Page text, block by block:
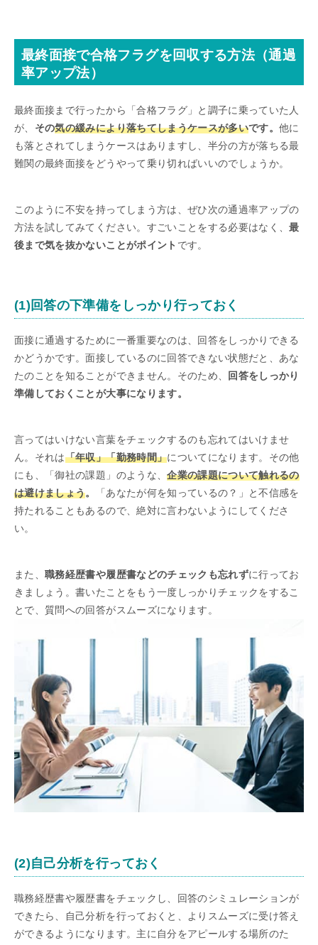
最終面接で合格フラグを回収する方法（通過
率アップ法）
最終面接まで行ったから「合格フラグ」と調子に乗っていた人
が、 その気の緩みにより落ちてしまうケースが多いです。他に
も落とされてしまうケースはありますし、半分の方が落ちる最
難関の最終面接をどうやって乗り切ればいいのでしょうか。
このように不安を持ってしまう方は、ぜひ次の通過率アップの
方法を試してみてください。すごいことをする必要はなく、最
後まで気を抜かないことがポイント です。
(1)回答の下準備をしっかり行っておく
面接に通過するために一番重要なのは、回答をしっかりできる
かどうかです。面接しているのに回答できない状態だと、あな
たのことを知ることができません。そのため、
回答をしっかり
準備しておくことが大事になります。
言ってはいけない言葉をチェックするのも忘れてはいけませ
ん。それは「年収」「勤務時間」についてになります。その他
にも、「御社の課題」のような、企業の課題について触れるの
は避けましょう。
「あなたが何を知っているの？」と不信感を
持たれることもあるので、絶対に言わないようにしてくださ
い。
また、職務経歴書や履歴書などのチェックも忘れずに行ってお
きましょう。書いたことをもう一度しっかりチェックをするこ
とで、質問への回答がスムーズになります。
(2)自己分析を行っておく
職務経歴書や履歴書をチェックし、回答のシミュレーションが
できたら、自己分析を行っておくと、よりスムーズに受け答え
ができるようになります。主に自分をアピールする場所のた